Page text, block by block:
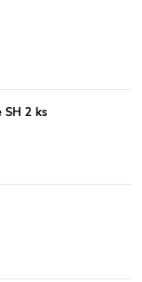
SH 2 ks